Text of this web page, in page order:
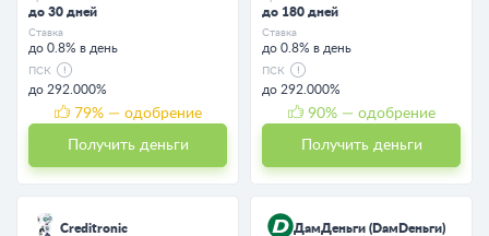
до 30 дней
Ставка
до 0.8% в день
ПСК
до 292.000%
79% — одобрение
Получить деньги
до 180 дней
Ставка
до 0.8% в день
ПСК
до 292.000%
90% — одобрение
Получить деньги
Creditronic ДамДеньги (DaмDeньги)